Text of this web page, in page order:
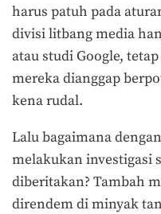
harus patuh pada
divisi litbang media
atau studi Google,
mereka dianggap
kena rudal.
Lalu bagaimana
melakukan investigasi
diberitakan? Tambah
direndem di minyak